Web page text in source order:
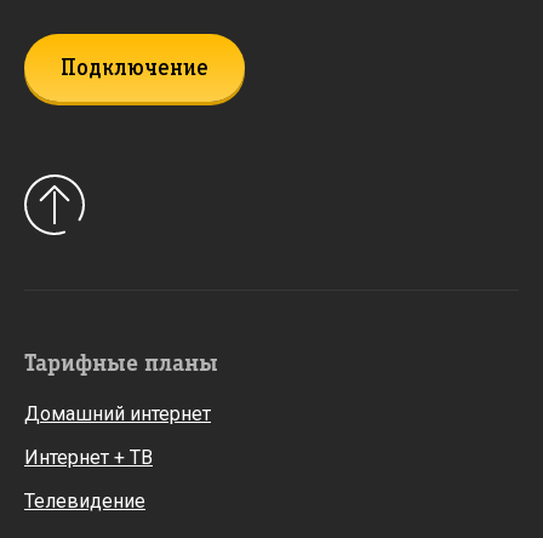
Подключение
Тарифные планы
Домашний интернет
Интернет + ТВ
Телевидение